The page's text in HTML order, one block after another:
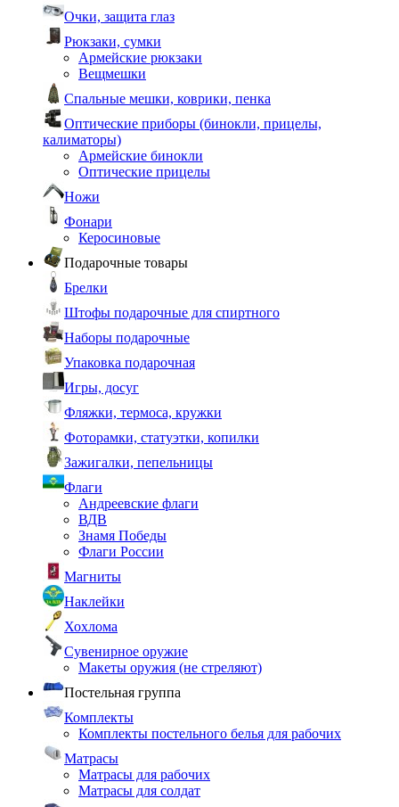
Очки, защита глаз
Рюкзаки, сумки
Армейские рюкзаки
Вещмешки
Спальные мешки, коврики, пенка
Оптические приборы (бинокли, прицелы,
калиматоры)
Армейские бинокли
Оптические прицелы
Ножи
Фонари
Керосиновые
Подарочные товары
Брелки
Штофы подарочные для спиртного
Наборы подарочные
Упаковка подарочная
Игры, досуг
Фляжки, термоса, кружки
Фоторамки, статуэтки, копилки
Зажигалки, пепельницы
Флаги
Андреевские флаги
ВДВ
Знамя Победы
Флаги России
Магниты
Наклейки
Хохлома
Сувенирное оружие
Макеты оружия (не стреляют)
Постельная группа
Комплекты
Комплекты постельного белья для рабочих
Матрасы
Матрасы для рабочих
Матрасы для солдат